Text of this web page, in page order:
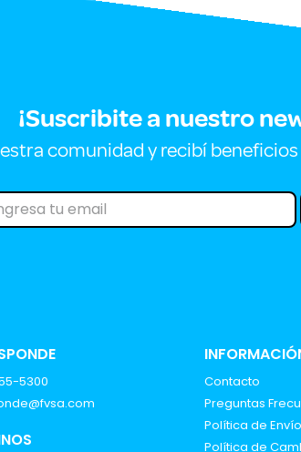
¡Suscribite a nuestro
comunidad y recibí
5300
Contacto
Preguntas
Política de Envío
Política de